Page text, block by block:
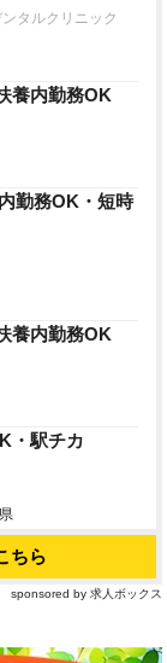
タルクリニック
養内勤務OK
勤務OK・短時
養内勤務OK
・駅チカ
ちら
sponsored by 求人ボックス